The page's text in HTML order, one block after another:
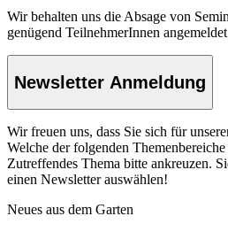
Wir behalten uns die Absage von
genügend TeilnehmerInnen
Newsletter Anmeldung
Wir freuen uns, dass Sie sich für
Welche der folgenden
Zutreffendes Thema bitte ankreuzen.
einen Newsletter auswählen!
Neues aus dem Garten